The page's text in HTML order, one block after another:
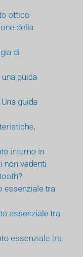
ottico
della
di
guida
guida
interno in
non vedenti
essenziale tra
essenziale tra
essenziale tra